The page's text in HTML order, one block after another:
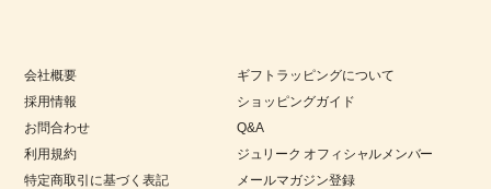
会社概要
採用情報
お問合わせ
利用規約
特定商取引に基づく表記
ギフトラッピングについて
ショッピングガイド
Q&A
ジュリーク オフィシャルメンバー
メールマガジン登録